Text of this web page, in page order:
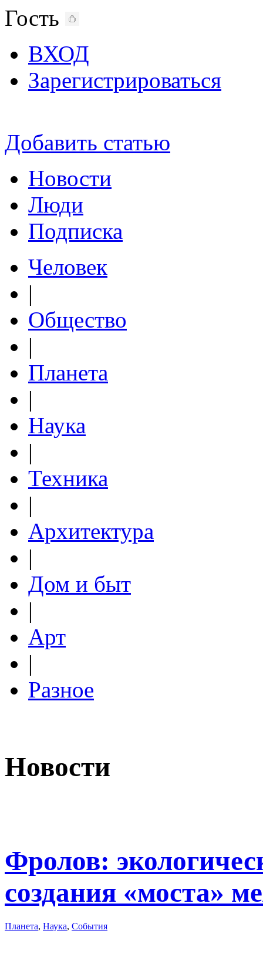
Гость
ВХОД
Зарегистрироваться
Добавить статью
Новости
Люди
Подписка
Человек
|
Общество
|
Планета
|
Наука
|
Техника
|
Архитектура
|
Дом и быт
|
Арт
|
Разное
Новости
Фролов:
создания «моста»
Планета, Наука, События